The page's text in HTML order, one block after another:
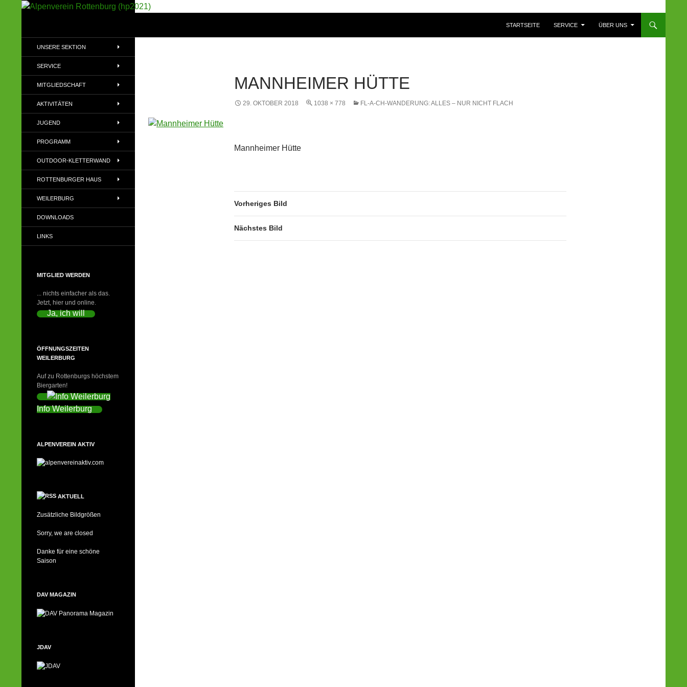
STARTSEITE
SERVICE ÜBER UNS
MANNHEIMER HÜTTE
29. OKTOBER 2018 1038 × 778 FL-A-CH-WANDERUNG: ALLES – NUR NICHT FLACH
Mannheimer Hütte
Vorheriges Bild
Nächstes Bild
(DAV)
UNSERE SEKTION
SERVICE
MITGLIEDSCHAFT
AKTIVITÄTEN
JUGEND
PROGRAMM
OUTDOOR-KLETTERWAND
ROTTENBURGER HAUS
WEILERBURG
DOWNLOADS
LINKS
MITGLIED WERDEN
... nichts einfacher als das.
Jetzt, hier und online.
Ja, ich will
ÖFFNUNGSZEITEN
WEILERBURG
Auf zu Rottenburgs höchstem
Biergarten!
Info Weilerburg
ALPENVEREIN AKTIV
AKTUELL
Zusätzliche Bildgrößen
Sorry, we are closed
Danke für eine schöne
Saison
DAV MAGAZIN
JDAV